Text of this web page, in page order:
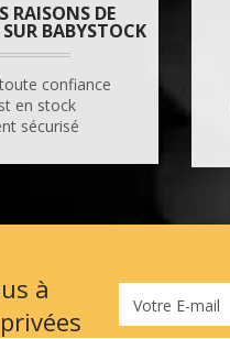
RAISONS DE
BABYSTOCK
confiance
en stock
sécurisé
à
Votre E-mail